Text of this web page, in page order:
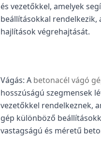
és vezetőkkel, amelyek
beállításokkal
hajlítások végrehajtását.
Vágás: A betonacél vágó
hosszúságú szegmensek
vezetőkkel rendelkeznek,
gép különböző
vastagságú és méretű